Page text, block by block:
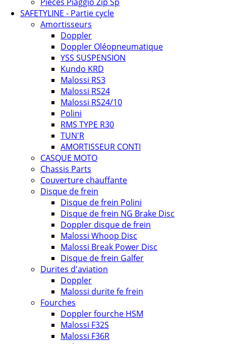
SAFETYLINE - Partie cycle
Amortisseurs
Doppler
Doppler Oléopneumatique
YSS SUSPENSION
Kundo KRD
Malossi RS3
Malossi RS24
Malossi RS24/10
Polini
RMS TYPE R30
TUN'R
AMORTISSEUR CONTI
CASQUE MOTO
Chassis Parts
Couverture chauffante
Disque de frein
Disque de frein Polini
Disque de frein NG Brake Disc
Doppler disque de frein
Malossi Whoop Disc
Malossi Break Power Disc
Disque de frein Galfer
Durites d'aviation
Doppler
Malossi durite fe frein
Fourches
Doppler fourche HSM
Malossi F32S
Malossi F36R